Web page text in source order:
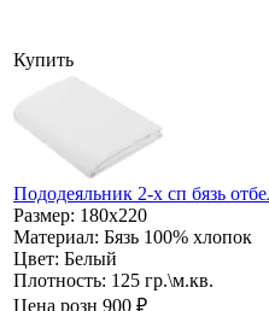
Купить
Пододеяльник 2-х сп бязь
Размер: 180х220
Материал: Бязь 100% хлопок
Цвет: Белый
Плотность: 125 гр.\м.кв.
Цена розн 900 ₽